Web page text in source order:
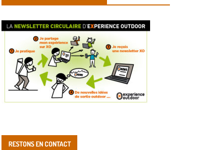
RESTONS EN CONTACT